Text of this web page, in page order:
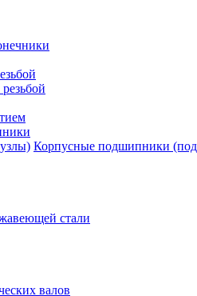
Корпусные подшипники
стали
валов